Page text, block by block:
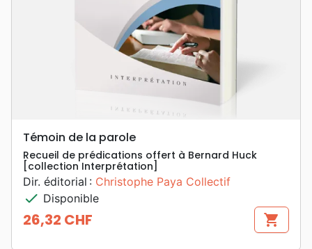
Témoin de la parole
Recueil de prédications offert à Bernard Huck
[collection Interprétation]
Dir. éditorial : Christophe Paya Collectif
check Disponible
Prix
26,32 CHF shopping_cart